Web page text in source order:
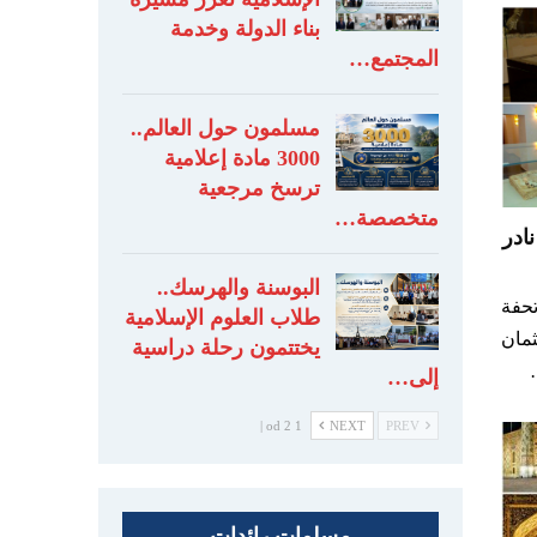
بناء الدولة وخدمة
المجتمع…
مسلمون حول العالم..
3000 مادة إعلامية
ترسخ مرجعية
متخصصة…
البوسنة والهرسك..
طلاب العلوم الإسلامية
يختتمون رحلة دراسية
إلى…
NEXT
1 od 2 |